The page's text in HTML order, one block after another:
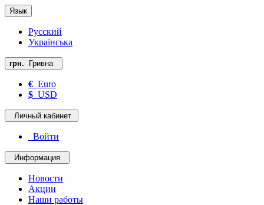
Язык
Русский
Українська
грн. Гривна
€ Euro
$ USD
Личный кабинет
Войти
Информация
Новости
Акции
Наши работы